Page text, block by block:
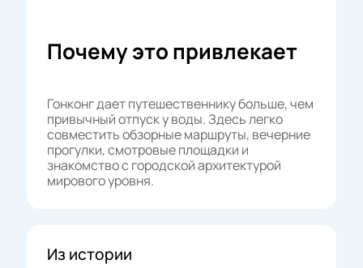
Почему это привлекает
Гонконг дает путешественнику больше, чем
привычный отпуск у воды. Здесь легко
совместить обзорные маршруты, вечерние
прогулки, смотровые площадки и
знакомство с городской архитектурой
мирового уровня.
Из истории